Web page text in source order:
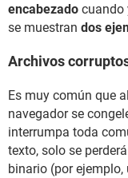
encabezado cuando
se muestran dos
Archivos
Es muy común que
navegador se
interrumpa toda
texto, solo se
binario (por